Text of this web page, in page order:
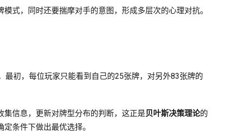
式，同时还要揣摩对手的意图，形成多层次的心理对抗。
最初，每位玩家只能看到自己的25张牌，对另外83张牌的
信息，更新对牌型分布的判断，这正是贝叶斯决策理论的
条件下做出最优选择。